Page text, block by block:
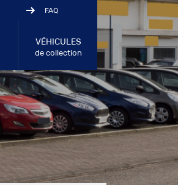
FAQ
VÉHICULES
de collection